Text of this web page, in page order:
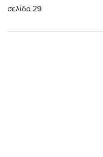
σελίδα 29